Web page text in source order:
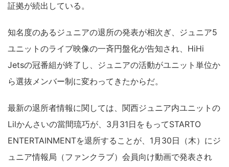
証拠が続出している。
知名度のあるジュニアの退所の発表が相次ぎ、ジュニア5
ユニットのライブ映像の一斉円盤化が告知され、HiHi
Jetsの冠番組が終了し、ジュニアの活動がユニット単位か
ら選抜メンバー制に変わってきたからだ。
最新の退所者情報に関しては、関西ジュニア内ユニットの
Lilかんさいの當間琉巧が、3月31日をもってSTARTO
ENTERTAINMENTを退所することが、1月30日（木）にジ
ュニア情報局（ファンクラブ）会員向け動画で発表され